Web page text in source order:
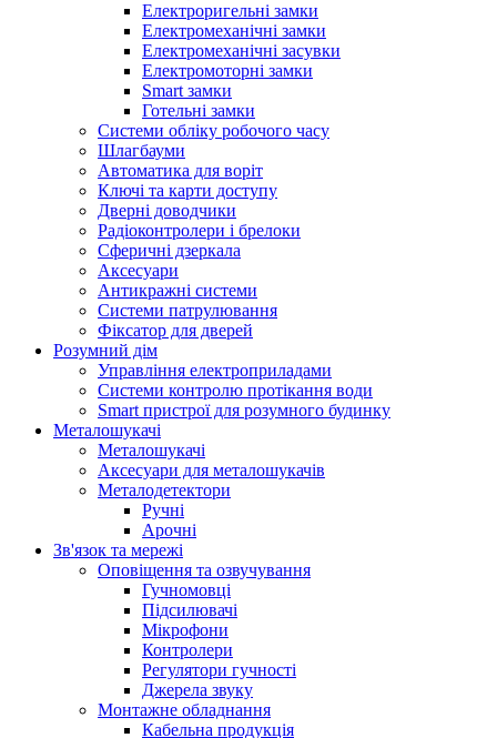
Електроригельні замки
Електромеханічні замки
Електромеханічні засувки
Електромоторні замки
Smart замки
Готельні замки
Системи обліку робочого часу
Шлагбауми
Автоматика для воріт
Ключі та карти доступу
Дверні доводчики
Радіоконтролери і брелоки
Сферичні дзеркала
Аксесуари
Антикражні системи
Системи патрулювання
Фіксатор для дверей
Розумний дім
Управління електроприладами
Системи контролю протікання води
Smart пристрої для розумного будинку
Металошукачі
Металошукачі
Аксесуари для металошукачів
Металодетектори
Ручні
Арочні
Зв'язок та мережі
Оповіщення та озвучування
Гучномовці
Підсилювачі
Мікрофони
Контролери
Регулятори гучності
Джерела звуку
Монтажне обладнання
Кабельна продукція